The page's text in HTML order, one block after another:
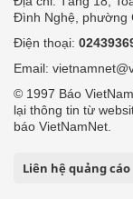
Đình Nghệ, phường
Điện thoại:
Email:
© 1997 Báo
lại thông tin từ
báo VietNamNet.
Liên hệ quảng cáo